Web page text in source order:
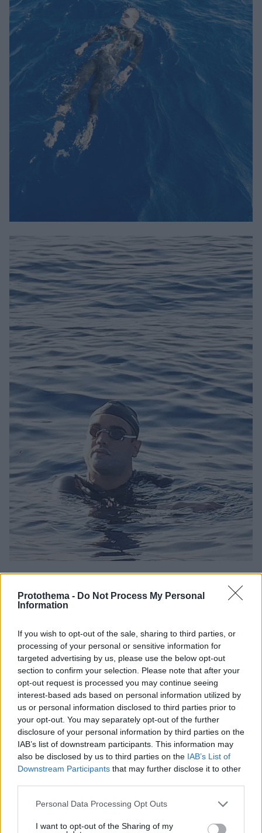
Protothema - Do Not Process My Personal
Information
If you wish to opt-out of the sale, sharing to third parties, or
processing of your personal or sensitive information for
targeted advertising by us, please use the below opt-out
section to confirm your selection. Please note that after your
opt-out request is processed you may continue seeing
interest-based ads based on personal information utilized by
us or personal information disclosed to third parties prior to
your opt-out. You may separately opt-out of the further
disclosure of your personal information by third parties on the
IAB’s list of downstream participants. This information may
also be disclosed by us to third parties on the IAB’s List of
Downstream Participants that may further disclose it to other
Please note that this website/app uses one or more Google
not limited to your visit or usage behaviour. You may click to
Personal Data Processing Opt Outs
I want to opt-out of the Sharing of my
Πιο συγκεκριμένα, την Τετάρτη 7 Σεπτεμβρίου
στις 6:15 το πρωί, ο Σπύρος Χρυσικόπουλος
ξεκίνησε από την Κόκκινη Παραλία, στην
φτάσει στο απέναντι νησί, ο συνολικός χρόνος
που παραμονής του στο νερό ήταν 64 ώρες και